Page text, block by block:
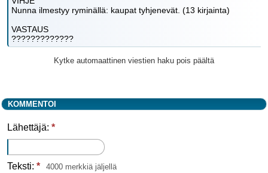
Nunna ilmestyy ryminällä: kaupat tyhjenevät. (13 kirjainta)
VASTAUS
?????????????
Kytke automaattinen viestien haku pois päältä
KOMMENTOI
Lähettäjä: *
Teksti: * 4000 merkkiä jäljellä